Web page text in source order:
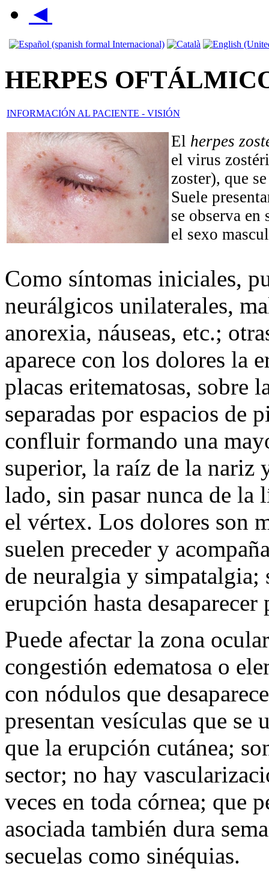
◄
HERPES
INFORMACIÓN AL PACIENTE - VISIÓN
El herpes
el virus
zoster), que
Suele
se observa en
el sexo
Como síntomas iniciales,
neurálgicos unilaterales,
anorexia, náuseas, etc.;
aparece con los dolores la
placas eritematosas, sobre
separadas por espacios de
confluir formando una
superior, la raíz de la
lado, sin pasar nunca de la
el vértex. Los dolores son
suelen preceder y
de neuralgia y
erupción hasta
Puede afectar la zona
congestión edematosa o
con nódulos que
presentan vesículas que se
que la erupción cutánea;
sector; no hay
veces en toda córnea; que
asociada también dura
secuelas como sinéquias.